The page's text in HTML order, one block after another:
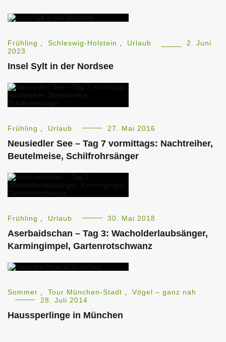
Frühling , Schleswig-Holstein , Urlaub
2. Juni
2023
Insel Sylt in der Nordsee
Frühling , Urlaub 27. Mai 2016
Neusiedler See – Tag 7 vormittags: Nachtreiher,
Beutelmeise, Schilfrohrsänger
Frühling , Urlaub 30. Mai 2018
Aserbaidschan – Tag 3: Wacholderlaubsänger,
Karmingimpel, Gartenrotschwanz
Sommer , Tour München-Stadt ,
Vögel – ganz nah
28. Juli 2014
Haussperlinge in München